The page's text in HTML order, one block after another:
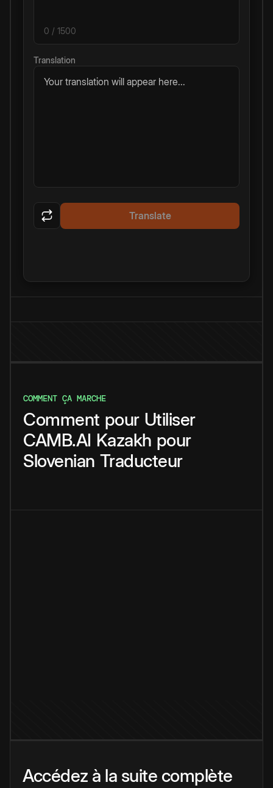
0 / 1500
Translation
Your translation will appear here...
Translate
COMMENT ÇA MARCHE
Comment pour Utiliser
CAMB.AI Kazakh pour
Slovenian Traducteur
Accédez à la suite complète